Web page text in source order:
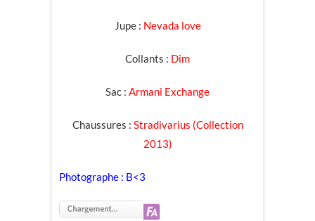
Jupe : Nevada love
Collants : Dim
Sac : Armani Exchange
Chaussures : Stradivarius (Collection
2013)
Photographe : B<3